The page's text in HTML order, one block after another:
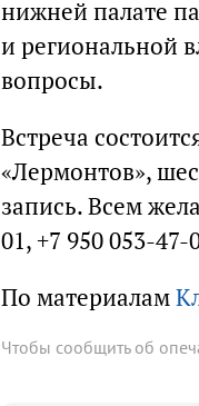
нижней палате
и региональной
вопросы.
Встреча
«Лермонтов»,
запись. Всем
01, +7 950 053-
По материалам
Чтобы сообщить об